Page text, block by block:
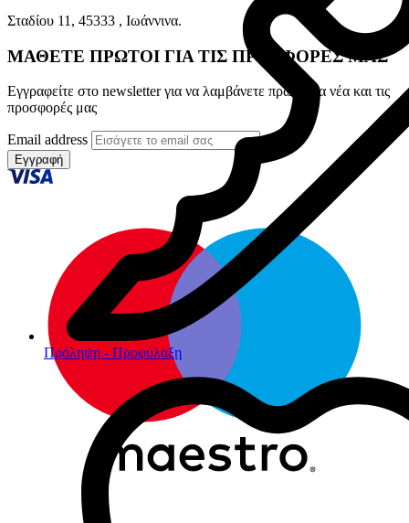
Πρόληψη - Προφύλαξη
Σταδίου 11, 45333 , Ιωάννινα.
ΜΑΘΕΤΕ ΠΡΩΤΟΙ ΓΙΑ ΤΙΣ ΠΡΟΣΦΟΡΕΣ ΜΑΣ
Εγγραφείτε στο newsletter για να λαμβάνετε πρώτοι τα νέα και τις
προσφορές μας
Email address
Εγγραφή